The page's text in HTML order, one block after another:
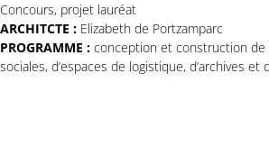
Concours, projet lauréat
ARCHITCTE : Elizabeth de Portzamparc
PROGRAMME : conception et construction de
sociales, d’espaces de logistique, d’archives